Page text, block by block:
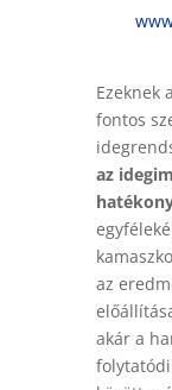
Ezeknek
fontos
az
az
akár a